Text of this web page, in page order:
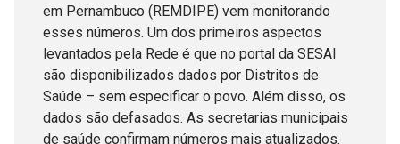
em Pernambuco (REMDIPE) vem monitorando
esses números. Um dos primeiros aspectos
levantados pela Rede é que no portal da SESAI
são disponibilizados dados por Distritos de
Saúde – sem especificar o povo. Além disso, os
dados são defasados. As secretarias municipais
de saúde confirmam números mais atualizados.